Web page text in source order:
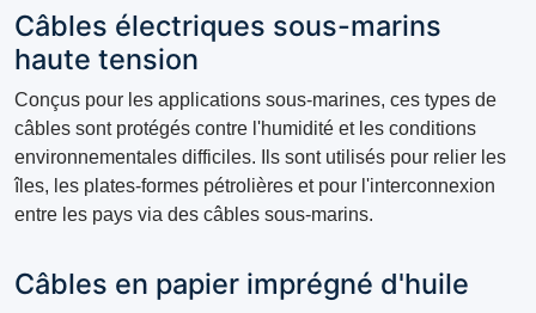
Câbles électriques sous-marins
haute tension
Conçus pour les applications sous-marines, ces types de
câbles sont protégés contre l'humidité et les conditions
environnementales difficiles. Ils sont utilisés pour relier les
îles, les plates-formes pétrolières et pour l'interconnexion
entre les pays via des câbles sous-marins.
Câbles en papier imprégné d'huile